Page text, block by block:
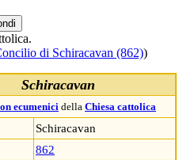
di Schiracavan (862))
Schiracavan
ecumenici della Chiesa cattolica
Schiracavan
862